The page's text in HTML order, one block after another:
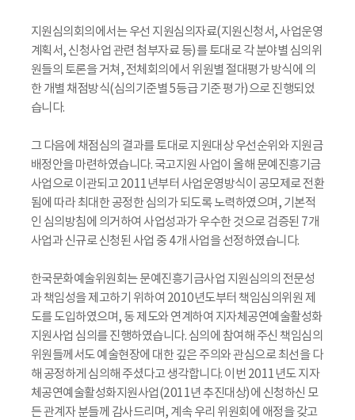
지원심의회의에서는 우선 지원심의자료(지원신청서, 사업운영
계획서, 신청사업 관련 첨부자료 등)를 토대로 각 분야별 심의위
원들의 토론을 거쳐, 전체회의에서 위원별 절대평가 방식에 의
한 개별 채점방식(심의기준별 5등급 기준 평가)으로 진행되었
습니다.
그 다음에 채점심의 결과를 토대로 지원대상 우선순위와 지원금
배정안을 마련하였습니다. 국고지원 사업이 올해 문예진흥기금
사업으로 이관되고 2011년부터 사업운영방식이 공모제로 전환
됨에 따라 최대한 공정한 심의가 되도록 노력하였으며, 기본적
인 심의방침에 의거하여 사업성과가 우수한 것으로 검증된 7개
사업과 신규로 신청된 사업 중 4개 사업을 선정하였습니다.
한국문화예술위원회는 문예진흥기금사업 지원심의의 전문성
과 책임성을 제고하기 위하여 2010년도부터 책임심의위원 제
도를 도입하였으며, 동 제도와 연계하여 지자체공연예술활성화
지원사업 심의를 진행하였습니다. 심의에 참여해 주신 책임심의
위원들께서도 예술현장에 대한 깊은 주의와 관심으로 최선을 다
해 공정하게 심의해 주셨다고 생각합니다. 이번 2011년도 지자
체공연예술활성화지원사업(2011년 추진대상)에 신청하신 모
든 관계자 분들께 감사드리며, 계속 우리 위원회에 애정을 갖고